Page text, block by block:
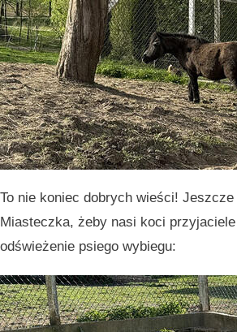
To nie koniec dobrych wieści! Jeszcze
Miasteczka, żeby nasi koci
odświeżenie psiego wybiegu: